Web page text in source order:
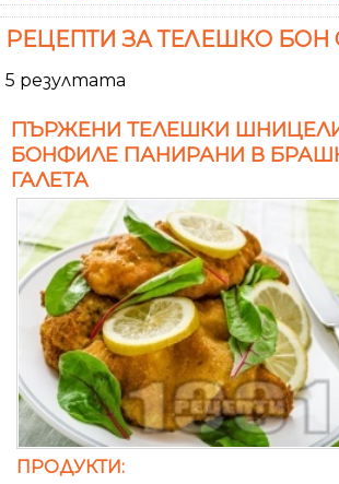
РЕЦЕПТИ ЗА ТЕЛЕШКО БОН
5 резултата
ПЪРЖЕНИ ТЕЛЕШКИ
БОНФИЛЕ ПАНИРАНИ В
ГАЛЕТА
ПРОДУКТИ: